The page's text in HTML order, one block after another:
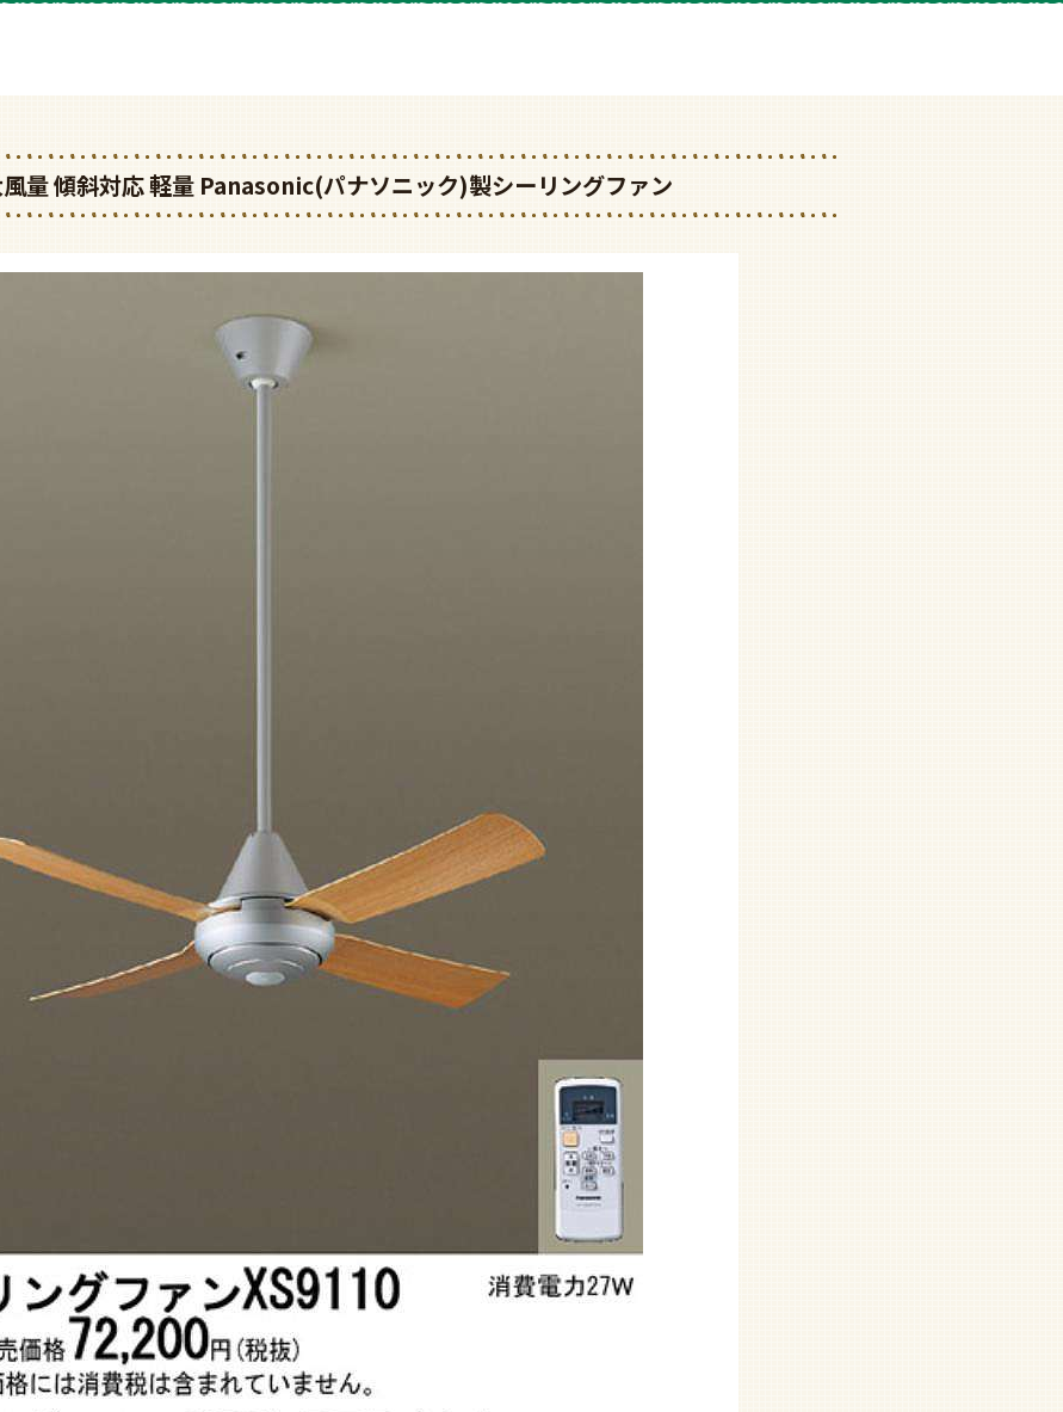
量 傾斜対応 軽量 Panasonic(パナソニック)製シーリングファン